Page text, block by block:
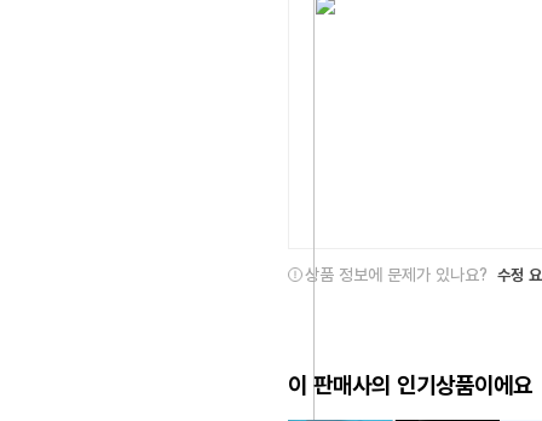
상품 정보에 문제가 있나요? 수정
이 판매사의 인기상품이에요